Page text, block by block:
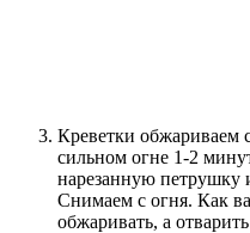
Креветки обжариваем
сильном огне 1-2
нарезанную петрушку
Снимаем с огня. Как
обжаривать, а